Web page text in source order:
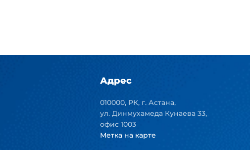
Адрес
010000, РК, г. Астана,
ул. Динмухамеда Кунаева 33,
офис 1003
Метка на карте